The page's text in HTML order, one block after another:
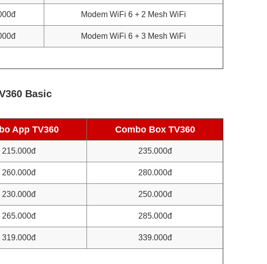
Modem WiFi 6 + 2 Mesh WiFi
Modem WiFi 6 + 3 Mesh WiFi
Basic
App TV360 Combo Box TV360
215.000đ 235.000đ
260.000đ 280.000đ
230.000đ 250.000đ
265.000đ 285.000đ
319.000đ 339.000đ